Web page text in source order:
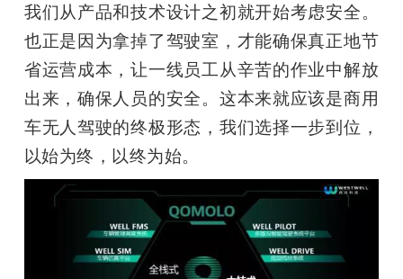
我们从产品和技术设计之初就开始考虑安全。
也正是因为拿掉了驾驶室，才能确保真正地节
省运营成本，让一线员工从辛苦的作业中解放
出来，确保人员的安全。这本来就应该是商用
车无人驾驶的终极形态，我们选择一步到位，
以始为终，以终为始。